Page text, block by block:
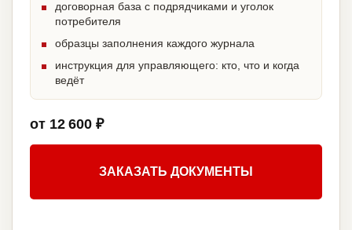
договорная база с подрядчиками и уголок
потребителя
образцы заполнения каждого журнала
инструкция для управляющего: кто, что и когда
ведёт
от 12 600 ₽
ЗАКАЗАТЬ ДОКУМЕНТЫ